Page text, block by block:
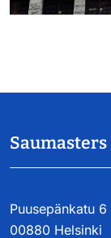
Saumasters
Puusepänkatu 6
00880 Helsinki